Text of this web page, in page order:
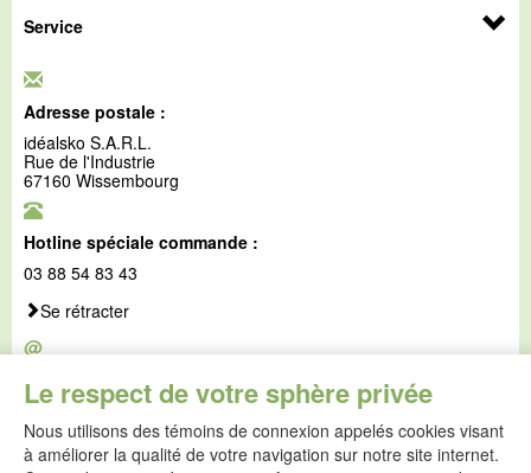
Le respect de votre sphère privée
Nous utilisons des témoins de connexion appelés cookies visant
à améliorer la qualité de votre navigation sur notre site internet.
Service
Adresse postale :
idéalsko S.A.R.L.
Rue de l'Industrie
67160 Wissembourg
Hotline spéciale commande :
03 88 54 83 43
Se rétracter
@
service@idealsko.fr
@